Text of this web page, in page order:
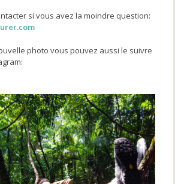
si vous avez la moindre question:
photo vous pouvez aussi le suivre